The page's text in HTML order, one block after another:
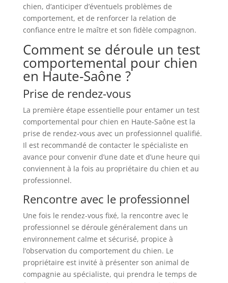
chien, d’anticiper d’éventuels problèmes de
comportement, et de renforcer la relation de
confiance entre le maître et son fidèle compagnon.
Comment se déroule un test
comportemental pour chien
en Haute-Saône ?
Prise de rendez-vous
La première étape essentielle pour entamer un test
comportemental pour chien en Haute-Saône est la
prise de rendez-vous avec un professionnel qualifié.
Il est recommandé de contacter le spécialiste en
avance pour convenir d’une date et d’une heure qui
conviennent à la fois au propriétaire du chien et au
professionnel.
Rencontre avec le professionnel
Une fois le rendez-vous fixé, la rencontre avec le
professionnel se déroule généralement dans un
environnement calme et sécurisé, propice à
l’observation du comportement du chien. Le
propriétaire est invité à présenter son animal de
compagnie au spécialiste, qui prendra le temps de